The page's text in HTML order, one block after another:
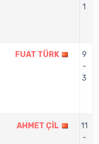
1
FUAT TÜRK
9
-
3
AHMET ÇİL
11
-